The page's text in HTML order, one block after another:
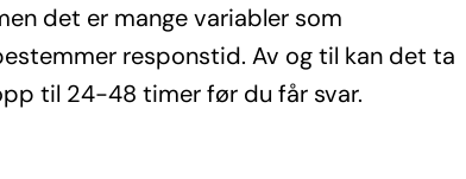
det er mange variabler som
responstid. Av og til kan det ta
til 24-48 timer før du får svar.